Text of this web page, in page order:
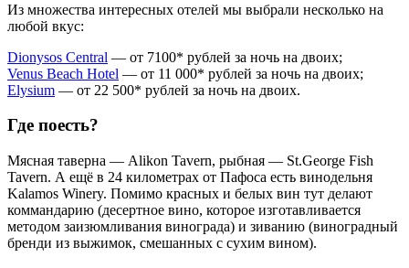
Из множества интересных отелей мы выбрали несколько на
любой вкус:
Dionysos Central — от 7100* рублей за ночь на двоих;
Venus Beach Hotel — от 11 000* рублей за ночь на двоих;
Elysium — от 22 500* рублей за ночь на двоих.
Где поесть?
Мясная таверна — Alikon Tavern, рыбная — St.George Fish
Tavern. А ещё в 24 километрах от Пафоса есть винодельня
Kalamos Winery. Помимо красных и белых вин тут делают
коммандарию (десертное вино, которое изготавливается
методом заизюмливания винограда) и зиванию (виноградный
бренди из выжимок, смешанных с сухим вином).